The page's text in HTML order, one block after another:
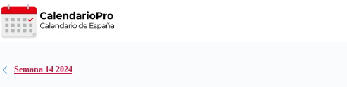
Saltar
al
contenido
Semana 14 2024